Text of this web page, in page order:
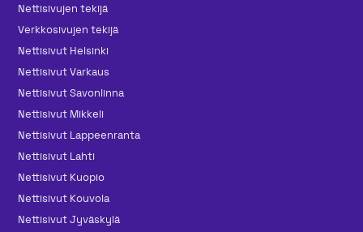
Nettisivujen tekijä
Verkkosivujen tekijä
Nettisivut Helsinki
Nettisivut Varkaus
Nettisivut Savonlinna
Nettisivut Mikkeli
Nettisivut Lappeenranta
Nettisivut Lahti
Nettisivut Kuopio
Nettisivut Kouvola
Nettisivut Jyväskylä